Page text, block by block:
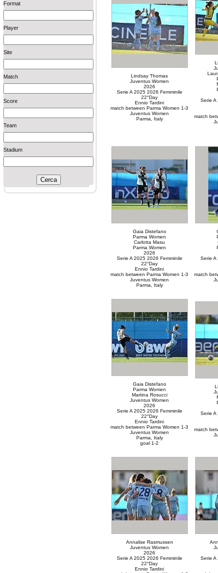
Format
Player
Site
Match
Score
Team
Stadium
Lindsay Thomas
Juventus Women
2026
Serie A 2025 2026 Femminile
22°Day
Ennio Tardini
match between Parma Women 1-3
Juventus Women
Parma, Italy
Serie A
match
Gaia Distefano
Parma Women
Carlotta Masu
Parma Women
2026
Serie A 2025 2026 Femminile
22°Day
Ennio Tardini
match between Parma Women 1-3
Juventus Women
Parma, Italy
Serie A
match
Gaia Distefano
Parma Women
Martina Rosucci
Juventus Women
2026
Serie A 2025 2026 Femminile
22°Day
Ennio Tardini
match between Parma Women 1-3
Juventus Women
Parma, Italy
goal 1-2
Serie A
match
Annalise Rasmussen
Juventus Women
2026
Serie A 2025 2026 Femminile
22°Day
Ennio Tardini
Serie A